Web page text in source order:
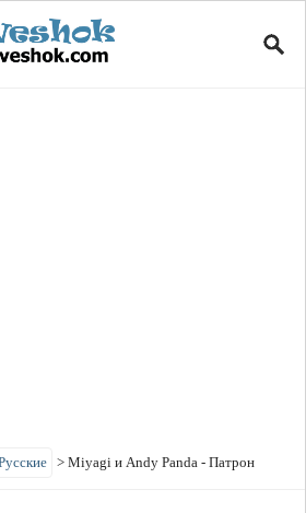
> Miyagi и Andy Panda - Патрон